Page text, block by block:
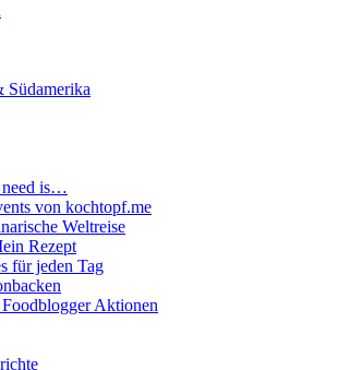
Südamerika
is…
von kochtopf.me
Weltreise
Rezept
für jeden Tag
Aktionen